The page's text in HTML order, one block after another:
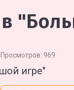
Просмотров: 969
игре"